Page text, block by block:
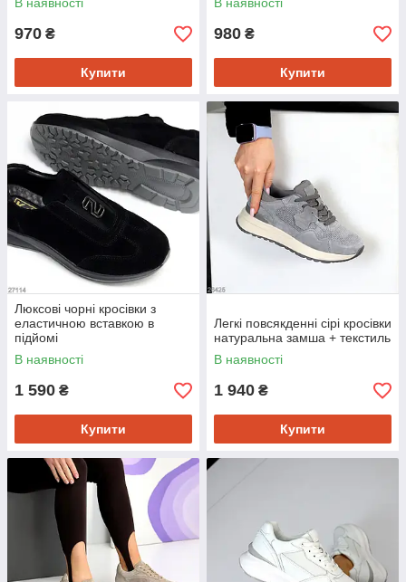
970 ₴
Купити
980 ₴
Купити
Люксові чорні кросівки з
еластичною вставкою в
підйомі
В наявності
1 590 ₴
Купити
Легкі повсякденні сірі кросівки
натуральна замша + текстиль
В наявності
1 940 ₴
Купити